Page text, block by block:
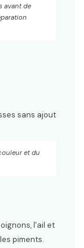
avant de
sans ajout
et du
l'ail et
piments.